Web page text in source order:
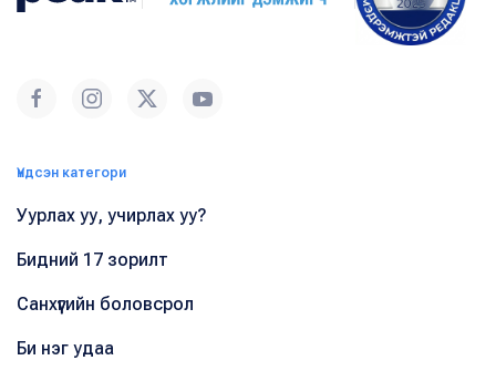
Үндсэн категори
Уурлах уу, учирлах уу?
Бидний 17 зорилт
Санхүүгийн боловсрол
Би нэг удаа